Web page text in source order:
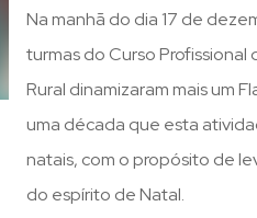
Na manhã do dia 17 de
turmas do Curso Profissional
Rural dinamizaram mais um
uma década que esta
natais, com o propósito de
do espírito de Natal.